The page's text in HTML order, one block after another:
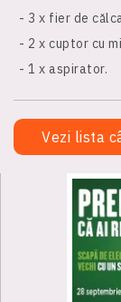
- 3 x fier de
- 2 x cuptor cu
- 1 x aspirator.
Vezi lista